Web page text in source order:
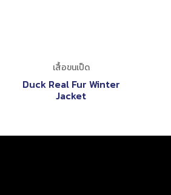
เสื้อขนเป็ด
Duck Real Fur Winter
Jacket